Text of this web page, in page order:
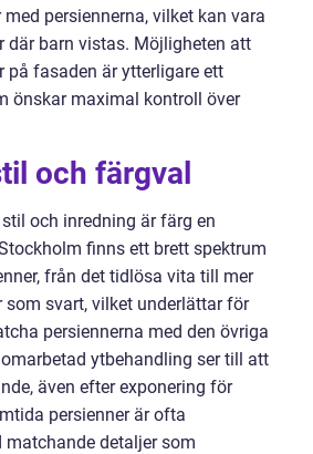
persiennerna, vilket kan vara
där barn vistas. Möjligheten att
på fasaden är ytterligare ett
önskar maximal kontroll över
och färgval
och inredning är färg en
finns ett brett spektrum
från det tidlösa vita till mer
svart, vilket underlättar för
persiennerna med den övriga
ytbehandling ser till att
även efter exponering för
persienner är ofta
detaljer som